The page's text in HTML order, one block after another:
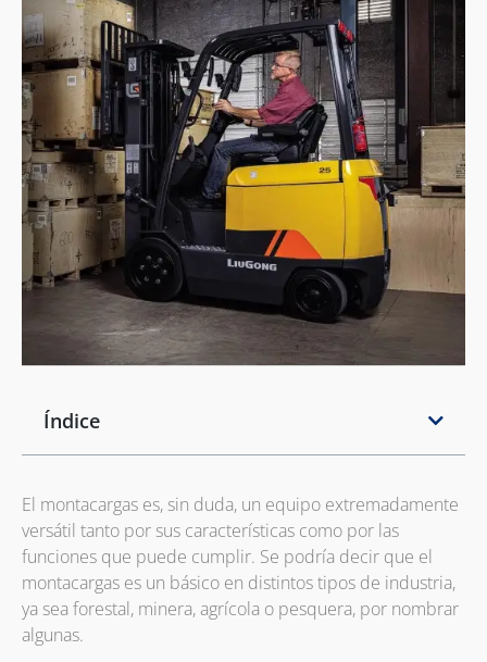
Índice
El montacargas es, sin duda, un equipo extremadamente
versátil tanto por sus características como por las
funciones que puede cumplir. Se podría decir que el
montacargas es un básico en distintos tipos de industria,
ya sea forestal, minera, agrícola o pesquera, por nombrar
algunas.